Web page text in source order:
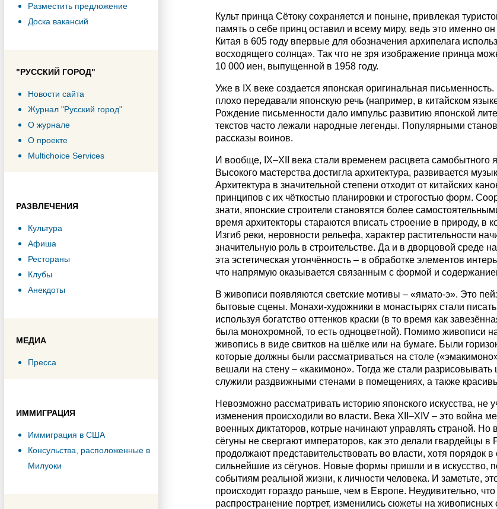
Разместить предложение
Доска вакансий
"РУССКИЙ ГОРОД"
Новости сайта
Журнал "Русский город"
О журнале
О проекте
Multichoice Services
РАЗВЛЕЧЕНИЯ
Культура
Афиша
Рестораны
Клубы
Анекдоты
МЕДИА
Пресса
ИММИГРАЦИЯ
Иммиграция в США
Консульства, расположенные в
Милуоки
Культ принца Сётоку сохраняется и поныне, привлекая
память о себе принц оставил и всему миру, ведь это именно
Китая в 605 году впервые для обозначения архипелага
восходящего солнца». Так что не зря изображение принца
10 000 иен, выпущенной в 1958 году.
Уже в IX веке создается японская оригинальная
плохо передавали японскую речь (например, в китайском
Рождение письменности дало импульс развитию японской
текстов часто лежали народные легенды. Популярными
рассказы воинов.
И вообще, IX–XII века стали временем расцвета самобытного
Высокого мастерства достигла архитектура, развивается
Архитектура в значительной степени отходит от китайских
принципов с их чёткостью планировки и строгостью форм.
знати, японские строители становятся более
время архитекторы стараются вписать строение в природу, в
Изгиб реки, неровности рельефа, характер растительности
значительную роль в строительстве. Да и в дворцовой среде
эта эстетическая утончённость – в обработке элементов
что напрямую оказывается связанным с формой и
В живописи появляются светские мотивы – «ямато-э». Это
бытовые сцены. Монахи-художники в монастырях стали
используя богатство оттенков краски (в то время как
была монохромной, то есть одноцветной). Помимо живописи
живопись в виде свитков на шёлке или на бумаге. Были
которые должны были рассматриваться на столе
вешали на стену – «какимоно». Тогда же стали
служили раздвижными стенами в помещениях, а также
Невозможно рассматривать историю японского искусства, не
изменения происходили во власти. Века XII–XIV – это война
военных диктаторов, котрые начинают управлять страной. Но
сёгуны не свергают императоров, как это делали гвардейцы
продолжают представительствовать во власти, хотя порядок
сильнейшие из сёгунов. Новые формы пришли и в искусство,
событиям реальной жизни, к личности человека. И заметьте,
происходит гораздо раньше, чем в Европе. Неудивительно, что
распространение портрет, изменились сюжеты на живописных